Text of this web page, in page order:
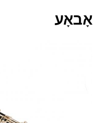
אָבאָע